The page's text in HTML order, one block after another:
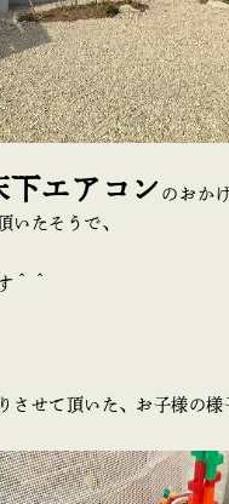
下エアコン のおか
いたそうで、
＾＾
させて頂いた、お子様の様